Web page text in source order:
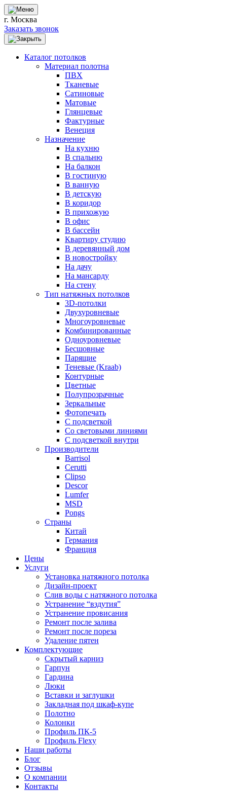
г. Москва
Заказать звонок
Каталог потолков
Материал полотна
ПВХ
Тканевые
Сатиновые
Матовые
Глянцевые
Фактурные
Венеция
Назначение
На кухню
В спальню
На балкон
В гостиную
В ванную
В детскую
В коридор
В прихожую
В офис
В бассейн
Квартиру студию
В деревянный дом
В новостройку
На дачу
На мансарду
На стену
Тип натяжных потолков
3D-потолки
Двухуровневые
Многоуровневые
Комбинированные
Одноуровневые
Бесшовные
Парящие
Теневые (Kraab)
Контурные
Цветные
Полупрозрачные
Зеркальные
Фотопечать
С подсветкой
Со световыми линиями
С подсветкой внутри
Производители
Barrisol
Cerutti
Clipso
Descor
Lumfer
MSD
Pongs
Страны
Китай
Германия
Франция
Цены
Услуги
Установка натяжного потолка
Дизайн-проект
Слив воды с натяжного потолка
Устранение “вздутия”
Устранение провисания
Ремонт после залива
Ремонт после пореза
Удаление пятен
Комплектующие
Скрытый карниз
Гарпун
Гардина
Люки
Вставки и заглушки
Закладная под шкаф-купе
Полотно
Колонки
Профиль ПК-5
Профиль Flexy
Наши работы
Блог
Отзывы
О компании
Контакты